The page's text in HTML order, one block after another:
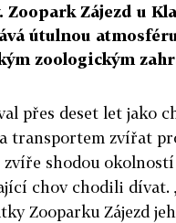
Zájezd u
útulnou
zoologickým
přes deset let jako
transportem zvířat
zvíře shodou
chov chodili dívat.
Zooparku Zájezd